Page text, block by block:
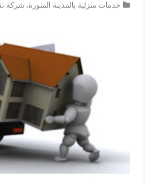
خدمات منزلية بالمدينة المنورة,شركة